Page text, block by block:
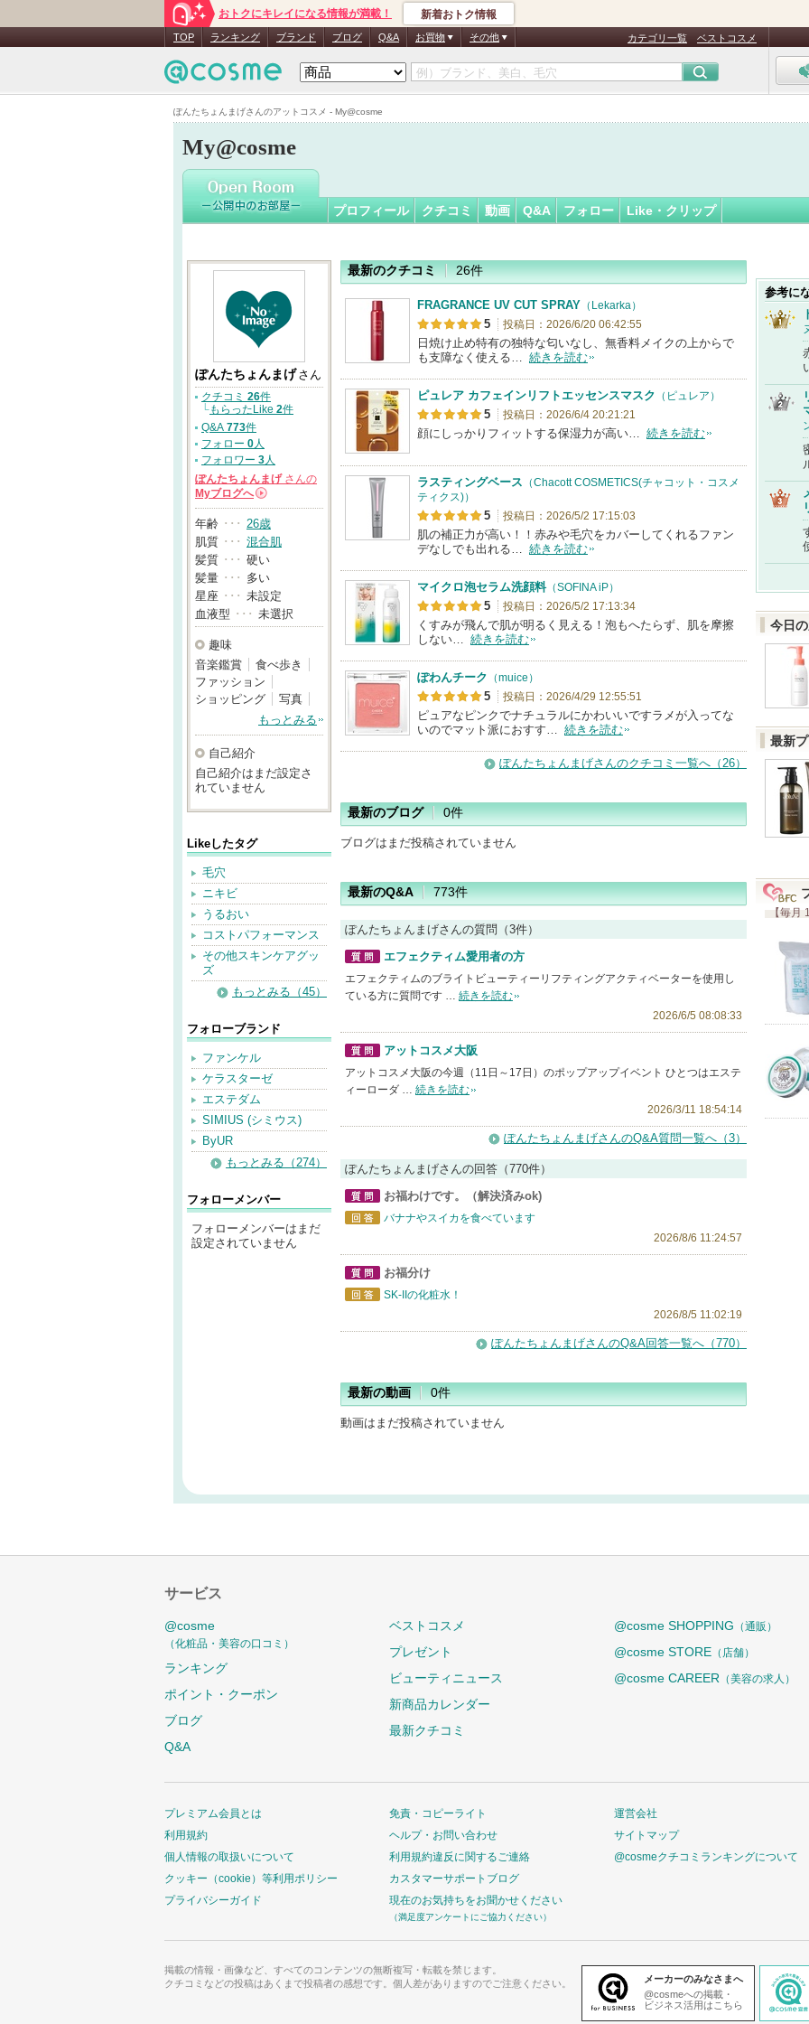
ぽんたちょんまげさんのアットコスメ - My@cosme
おトクにキレイになる情報が満載！ 新着おトク情報
TOP ランキング ブランド ブログ Q&A お買物 その他 カテゴリ一覧 ベストコスメ
My@cosme
ぽんたちょんまげさん
プロフィール クチコミ 動画 Q&A フォロー Like・クリップ
ぽんたちょんまげ さん
クチコミ 26件
└もらったLike 2件
Q&A 773件
フォロー 0人
フォロワー 3人
ぽんたちょんまげさんの
Myブログへ
→
年齢 ･･･ 26歳
肌質 ･･･ 混合肌
髪質 ･･･ 硬い
髪量 ･･･ 多い
星座 ･･･ 未設定
血液型 ･･･ 未選択
趣味
音楽鑑賞
食べ歩き
ファッション
ショッピング
写真
もっとみる
自己紹介
自己紹介はまだ設定さ
れていません
Likeしたタグ
毛穴
ニキビ
うるおい
コストパフォーマンス
その他スキンケアグッ
ズ
もっとみる（45）
フォローブランド
ファンケル
ケラスターゼ
エステダム
SIMIUS (シミウス)
ByUR
もっとみる（274）
フォローメンバー
フォローメンバーはまだ
設定されていません
最新のクチコミ 26件
FRAGRANCE UV CUT SPRAY （Lekarka）
5 投稿日：2026/6/20 06:42:55
日焼け止め特有の独特な匂いなし、無香料メイクの上からで
も支障なく使える… 続きを読む
ピュレア カフェインリフトエッセンスマスク （ピュレア）
5 投稿日：2026/6/4 20:21:21
顔にしっかりフィットする保湿力が高い… 続きを読む
ラスティングベース （Chacott COSMETICS(チャコット・コスメ
ティクス)）
5 投稿日：2026/5/2 17:15:03
肌の補正力が高い！！赤みや毛穴をカバーしてくれるファン
デなしでも出れる… 続きを読む
マイクロ泡セラム洗顔料（SOFINA iP）
5 投稿日：2026/5/2 17:13:34
くすみが飛んで肌が明るく見える！泡もへたらず、肌を摩擦
しない… 続きを読む
ぽわんチーク （muice）
5 投稿日：2026/4/29 12:55:51
ピュアなピンクでナチュラルにかわいいですラメが入ってな
いのでマット派におすす… 続きを読む
ぽんたちょんまげさんのクチコミ一覧へ（26）
最新のブログ 0件
ブログはまだ投稿されていません
最新のQ&A 773件
ぽんたちょんまげさんの質問（3件）
質問
エフェクティム愛用者の方
エフェクティムのブライトビューティーリフティングアクティベーターを使用し
ている方に質問です … 続きを読む
2026/6/5 08:08:33
質問
アットコスメ大阪
アットコスメ大阪の今週（11日～17日）のポップアップイベント ひとつはエステ
ィーローダ … 続きを読む
2026/3/11 18:54:14
ぽんたちょんまげさんのQ&A質問一覧へ（3）
ぽんたちょんまげさんの回答（770件）
質問
お福わけです。（解決済みok)
バナナやスイカを食べています
2026/8/6 11:24:57
質問
お福分け
SK-IIの化粧水！
2026/8/5 11:02:19
ぽんたちょんまげさんのQ&A回答一覧へ（770）
最新の動画 0件
動画はまだ投稿されていません
参考に
今日
最新
【毎月
サービス
@cosme
（化粧品・美容の口コミ）
ランキング
ポイント・クーポン
ブログ
Q&A
ベストコスメ
プレゼント
ビューティニュース
新商品カレンダー
最新クチコミ
@cosme SHOPPING （通販）
@cosme STORE （店舗）
@cosme CAREER （美容の求人）
プレミアム会員とは
利用規約
個人情報の取扱いについて
クッキー（cookie）等利用ポリシー
プライバシーガイド
免責・コピーライト
ヘルプ・お問い合わせ
利用規約違反に関するご連絡
カスタマーサポートブログ
現在のお気持ちをお聞かせください
（満足度アンケートにご協力ください）
運営会社
サイトマップ
@cosmeクチコミランキングについて
掲載の情報・画像など、すべてのコンテンツの無断複写・転載を禁じます。
クチコミなどの投稿はあくまで投稿者の感想です。個人差がありますのでご注意ください。
メーカーのみなさまへ
@cosmeへの掲載・
ビジネス活用はこちら